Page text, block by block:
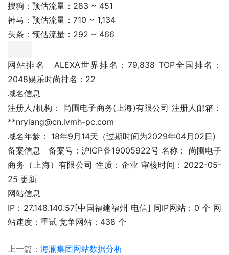
搜狗：预估流量：283 ~ 451
神马：预估流量：710 ~ 1,134
头条：预估流量：292 ~ 466
网站排名	ALEXA世界排名：79,838 TOP全国排名：
2048娱乐时尚排名：22
域名信息
注册人/机构： 尚圃电子商务(上海)有限公司 注册人邮箱：
**nrylang@cn.lvmh-pc.com
域名年龄： 18年9月14天（过期时间为2029年04月02日)
备案信息	备案号：沪ICP备19005922号 名称： 尚圃电子
商务（上海）有限公司 性质：企业 审核时间：2022-05-
25 更新
网站信息
IP：27.148.140.57[中国福建福州 电信] 同IP网站：0 个 网
站速度：重试 竞争网站：438 个
上一篇： 海澜集团网站数据分析